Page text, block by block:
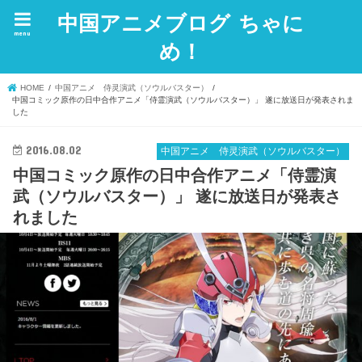
中国アニメブログ ちゃに
め！
menu
HOME
中国アニメ 侍灵演武（ソウルバスター）
中国コミック原作の日中合作アニメ「侍霊演武（ソウルバスター）」 遂に放送日が発表されま
した
中国アニメ 侍灵演武（ソウルバスター）
2016.08.02
中国コミック原作の日中合作アニメ「侍霊演
武（ソウルバスター）」 遂に放送日が発表さ
れました